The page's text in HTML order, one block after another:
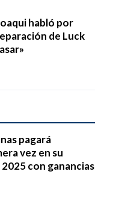
habló por
de Luck
pagará
vez en su
con ganancias